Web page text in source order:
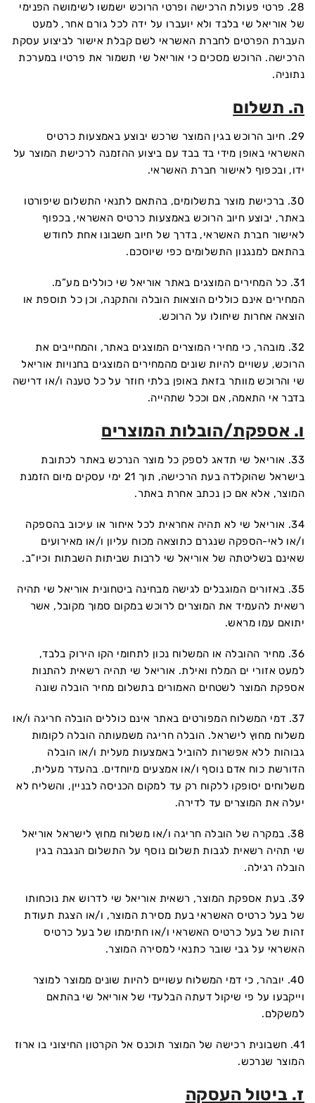
28. פרטי פעולת הרכישה ופרטי הרוכש ישמשו לשימושה הפנימי
של אוריאל שי בלבד ולא יועברו על ידה לכל גורם אחר, למעט
העברת הפרטים לחברת האשראי לשם קבלת אישור לביצוע עסקת
הרכישה. הרוכש מסכים כי אוריאל שי תשמור את פרטיו במערכת
נתוניה.
ה. תשלום
29. חיוב הרוכש בגין המוצר שרכש יבוצע באמצעות כרטיס
האשראי באופן מידי בד בבד עם ביצוע ההזמנה לרכישת המוצר על
ידו, ובכפוף לאישור חברת האשראי.
30. ברכישת מוצר בתשלומים, בהתאם לתנאי התשלום שיפורטו
באתר, יבוצע חיוב הרוכש באמצעות כרטיס האשראי, בכפוף
לאישור חברת האשראי, בדרך של חיוב חשבונו אחת לחודש
בהתאם למנגנון התשלומים כפי שיוסכם.
31. כל המחירים המוצגים באתר אוריאל שי כוללים מע”מ.
המחירים אינם כוללים הוצאות הובלה והתקנה, וכן כל תוספת או
הוצאה אחרות שיחולו על הרוכש.
32. מובהר, כי מחירי המוצרים המוצגים באתר, והמחייבים את
הרוכש, עשויים להיות שונים מהמחירים המוצגים בחנויות אוריאל
שי והרוכש מוותר בזאת באופן בלתי חוזר על כל טענה ו/או דרישה
בדבר אי התאמה, אם וככל שתהייה.
ו. אספקת/הובלות המוצרים
33. אוריאל שי תדאג לספק כל מוצר הנרכש באתר לכתובת
בישראל שהוקלדה בעת הרכישה, תוך 21 ימי עסקים מיום הזמנת
המוצר, אלא אם כן נכתב אחרת באתר.
34. אוריאל שי לא תהיה אחראית לכל איחור או עיכוב בהספקה
ו/או לאי-הספקה שנגרם כתוצאה מכוח עליון ו/או מאירועים
שאינם בשליטתה של אוריאל שי לרבות שביתות השבתות וכיו”ב.
35. באזורים המוגבלים לגישה מבחינה ביטחונית אוריאל שי תהיה
רשאית להעמיד את המוצרים לרוכש במקום סמוך מקובל, אשר
יתואם עמו מראש.
36. מחיר ההובלה או המשלוח נכון לתחומי הקו הירוק בלבד,
למעט אזורי ים המלח ואילת. אוריאל שי תהיה רשאית להתנות
אספקת המוצר לשטחים האמורים בתשלום מחיר הובלה שונה
37. דמי המשלוח המפורטים באתר אינם כוללים הובלה חריגה ו/או
משלוח מחוץ לישראל. הובלה חריגה משמעותה הובלה לקומות
גבוהות ללא אפשרות להוביל באמצעות מעלית ו/או הובלה
הדורשת כוח אדם נוסף ו/או אמצעים מיוחדים. בהעדר מעלית,
משלוחים יסופקו ללקוח רק עד למקום הכניסה לבניין, והשליח לא
יעלה את המוצרים עד לדירה.
38. במקרה של הובלה חריגה ו/או משלוח מחוץ לישראל אוריאל
שי תהיה רשאית לגבות תשלום נוסף על התשלום הנגבה בגין
הובלה רגילה.
39. בעת אספקת המוצר, רשאית אוריאל שי לדרוש את נוכחותו
של בעל כרטיס האשראי בעת מסירת המוצר, ו/או הצגת תעודת
זהות של בעל כרטיס האשראי ו/או חתימתו של בעל כרטיס
האשראי על גבי שובר כתנאי למסירה המוצר.
40. יובהר, כי דמי המשלוח עשויים להיות שונים ממוצר למוצר
וייקבעו על פי שיקול דעתה הבלעדי של אוריאל שי בהתאם
למשקלם.
41. חשבונית רכישה של המוצר תוכנס אל הקרטון החיצוני בו ארוז
המוצר שנרכש.
ז. ביטול העסקה